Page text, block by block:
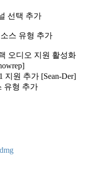
선택 추가
소스 유형 추가
오디오 지원 활성화
지원 추가 [Sean-Der]
유형 추가